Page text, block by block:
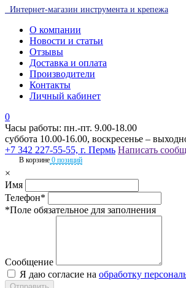
Интернет-магазин инструмента и крепежа
О компании
Новости и статьи
Отзывы
Доставка и оплата
Производители
Контакты
Личный кабинет
0
Часы работы: пн.-пт. 9.00-18.00
суббота 10.00-16.00, воскресенье –
+7 342 227-55-55, г. Пермь Написать
В корзине 0 позиций
×
Имя
Телефон*
*Поле обязательное для заполнения
Сообщение
Я даю согласие на обработку